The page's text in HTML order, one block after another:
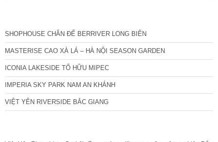
SHOPHOUSE CHÂN ĐẾ BERRIVER LONG BIÊN
MASTERISE CAO XÀ LÁ – HÀ NỘI SEASON GARDEN
ICONIA LAKESIDE TỐ HỮU MIPEC
IMPERIA SKY PARK NAM AN KHÁNH
VIỆT YÊN RIVERSIDE BẮC GIANG